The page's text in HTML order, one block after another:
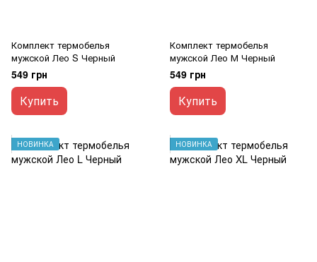
Комплект термобелья
мужской Лео S Черный
549 грн
Купить
Комплект термобелья
мужской Лео М Черный
549 грн
Купить
НОВИНКА НОВИНКА